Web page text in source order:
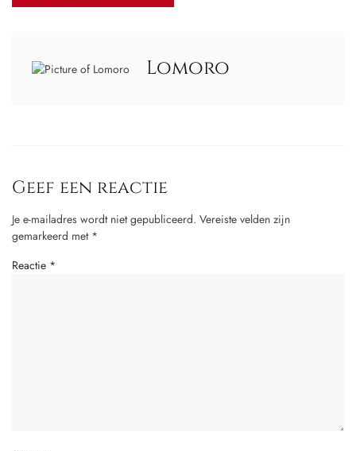
Lomoro
Geef een reactie
Je e-mailadres wordt niet gepubliceerd. Vereiste velden zijn
gemarkeerd met *
Reactie *